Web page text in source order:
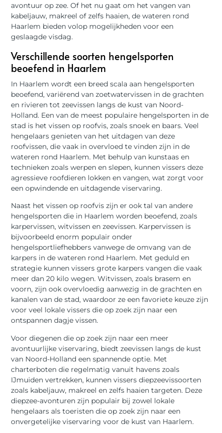
avontuur op zee. Of het nu gaat om het vangen van
kabeljauw, makreel of zelfs haaien, de wateren rond
Haarlem bieden volop mogelijkheden voor een
geslaagde visdag.
Verschillende soorten hengelsporten
beoefend in Haarlem
In Haarlem wordt een breed scala aan hengelsporten
beoefend, variërend van zoetwatervissen in de grachten
en rivieren tot zeevissen langs de kust van Noord-
Holland. Een van de meest populaire hengelsporten in de
stad is het vissen op roofvis, zoals snoek en baars. Veel
hengelaars genieten van het uitdagen van deze
roofvissen, die vaak in overvloed te vinden zijn in de
wateren rond Haarlem. Met behulp van kunstaas en
technieken zoals werpen en slepen, kunnen vissers deze
agressieve roofdieren lokken en vangen, wat zorgt voor
een opwindende en uitdagende viservaring.
Naast het vissen op roofvis zijn er ook tal van andere
hengelsporten die in Haarlem worden beoefend, zoals
karpervissen, witvissen en zeevissen. Karpervissen is
bijvoorbeeld enorm populair onder
hengelsportliefhebbers vanwege de omvang van de
karpers in de wateren rond Haarlem. Met geduld en
strategie kunnen vissers grote karpers vangen die vaak
meer dan 20 kilo wegen. Witvissen, zoals brasem en
voorn, zijn ook overvloedig aanwezig in de grachten en
kanalen van de stad, waardoor ze een favoriete keuze zijn
voor veel lokale vissers die op zoek zijn naar een
ontspannen dagje vissen.
Voor diegenen die op zoek zijn naar een meer
avontuurlijke viservaring, biedt zeevissen langs de kust
van Noord-Holland een spannende optie. Met
charterboten die regelmatig vanuit havens zoals
IJmuiden vertrekken, kunnen vissers diepzeevissoorten
zoals kabeljauw, makreel en zelfs haaien targeten. Deze
diepzee-avonturen zijn populair bij zowel lokale
hengelaars als toeristen die op zoek zijn naar een
onvergetelijke viservaring voor de kust van Haarlem.